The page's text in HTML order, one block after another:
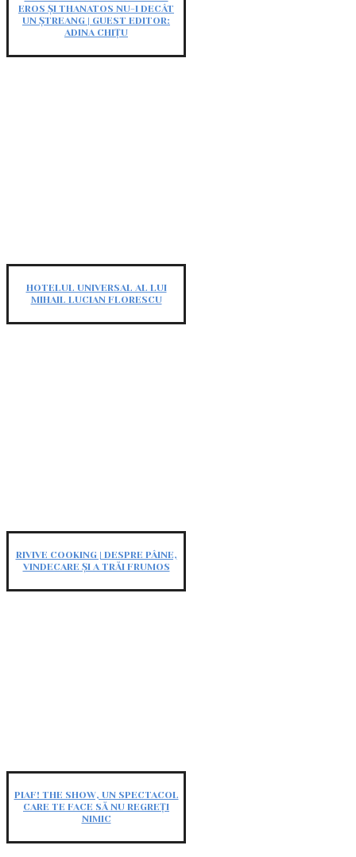
EROS ȘI THANATOS NU-I DECÂT
UN ȘTREANG | GUEST EDITOR:
ADINA CHIȚU
HOTELUL UNIVERSAL AL LUI
MIHAIL LUCIAN FLORESCU
RIVIVE COOKING | DESPRE PÂINE,
VINDECARE ȘI A TRĂI FRUMOS
PIAF! THE SHOW, UN SPECTACOL
CARE TE FACE SĂ NU REGREȚI
NIMIC